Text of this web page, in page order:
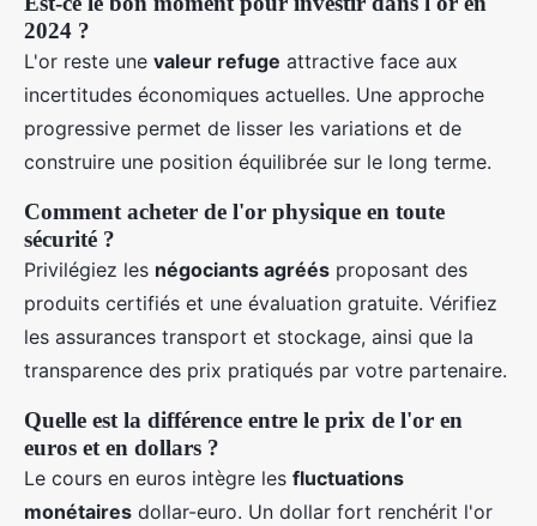
2024 ?
L'or reste une valeur refuge attractive face aux
incertitudes économiques actuelles. Une approche
progressive permet de lisser les variations et de
construire une position équilibrée sur le long terme.
Comment acheter de l'or physique en toute
sécurité ?
Privilégiez les négociants agréés proposant des
produits certifiés et une évaluation gratuite. Vérifiez
les assurances transport et stockage, ainsi que la
transparence des prix pratiqués par votre partenaire.
Quelle est la différence entre le prix de l'or en
euros et en dollars ?
Le cours en euros intègre les fluctuations
monétaires dollar-euro. Un dollar fort renchérit l'or